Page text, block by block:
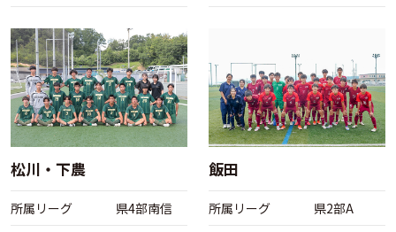
松川・下農
所属リーグ 県4部南信
飯田
所属リーグ 県2部A